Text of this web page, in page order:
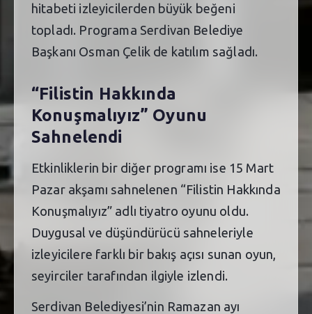
hitabeti izleyicilerden büyük beğeni
topladı. Programa Serdivan Belediye
Başkanı Osman Çelik de katılım sağladı.
“Filistin Hakkında
Konuşmalıyız” Oyunu
Sahnelendi
Etkinliklerin bir diğer programı ise 15 Mart
Pazar akşamı sahnelenen “Filistin Hakkında
Konuşmalıyız” adlı tiyatro oyunu oldu.
Duygusal ve düşündürücü sahneleriyle
izleyicilere farklı bir bakış açısı sunan oyun,
seyirciler tarafından ilgiyle izlendi.
Serdivan Belediyesi’nin Ramazan ayı